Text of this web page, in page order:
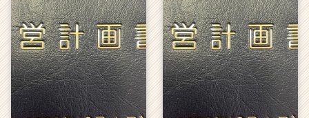
ス
カ
ウ
ト
が
届
く
就